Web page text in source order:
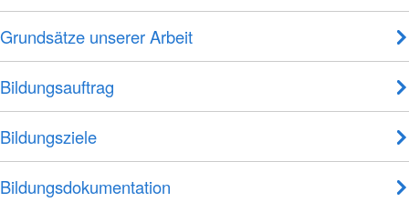
Grundsätze unserer Arbeit
Bildungsauftrag
Bildungsziele
Bildungsdokumentation